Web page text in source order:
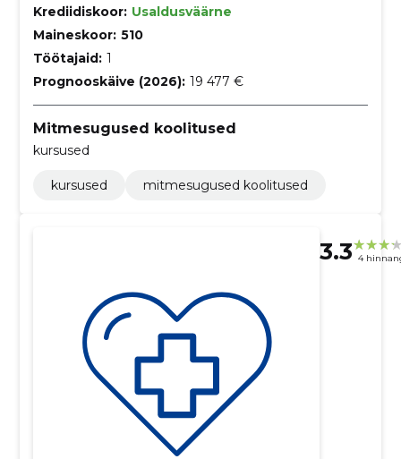
Krediidiskoor: Usaldusväärne
Maineskoor: 510
Töötajaid: 1
Prognooskäive (2026): 19 477 €
Mitmesugused koolitused
kursused
kursused mitmesugused koolitused
3.3 4